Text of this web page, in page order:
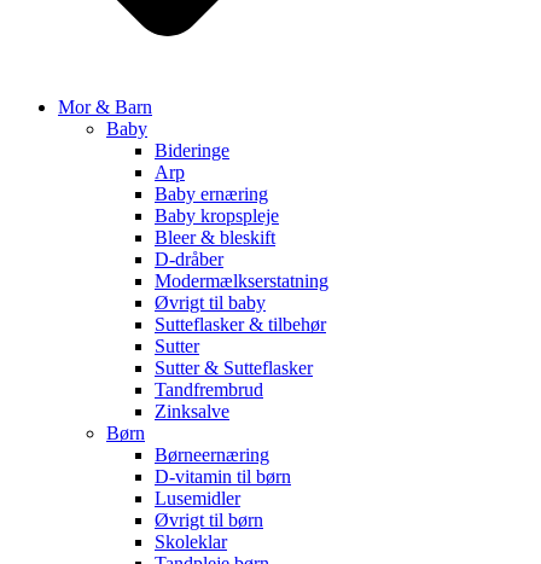
Mor & Barn
Baby
Bideringe
Arp
Baby ernæring
Baby kropspleje
Bleer & bleskift
D-dråber
Modermælkserstatning
Øvrigt til baby
Sutteflasker & tilbehør
Sutter
Sutter & Sutteflasker
Tandfrembrud
Zinksalve
Børn
Børneernæring
D-vitamin til børn
Lusemidler
Øvrigt til børn
Skoleklar